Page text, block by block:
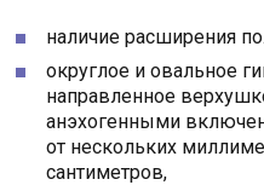
наличие расширения
округлое и овальное
направленное
анэхогенными
от нескольких
сантиметров,